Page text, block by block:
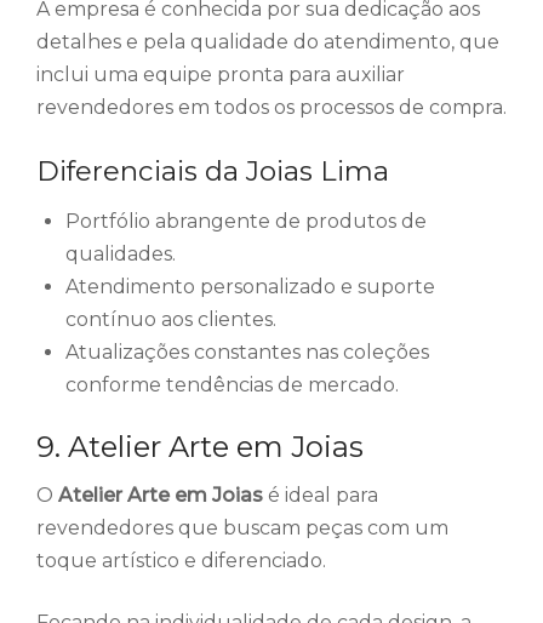
A empresa é conhecida por sua dedicação aos
detalhes e pela qualidade do atendimento, que
inclui uma equipe pronta para auxiliar
revendedores em todos os processos de compra.
Diferenciais da Joias Lima
Portfólio abrangente de produtos de
qualidades.
Atendimento personalizado e suporte
contínuo aos clientes.
Atualizações constantes nas coleções
conforme tendências de mercado.
9. Atelier Arte em Joias
O Atelier Arte em Joias é ideal para
revendedores que buscam peças com um
toque artístico e diferenciado.